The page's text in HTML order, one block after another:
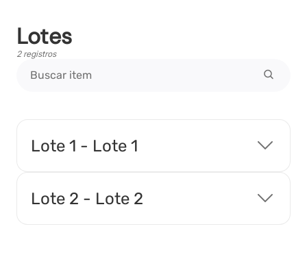
Ata de Propostas
Tipo:Documento
Ata Final
Lotes
2 registros
Lote 1 - Lote 1
Lote 2 - Lote 2